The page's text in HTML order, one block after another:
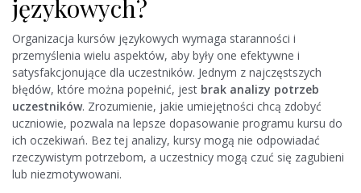
językowych?
Organizacja kursów językowych wymaga staranności i
przemyślenia wielu aspektów, aby były one efektywne i
satysfakcjonujące dla uczestników. Jednym z najczęstszych
błędów, które można popełnić, jest brak analizy potrzeb
uczestników. Zrozumienie, jakie umiejętności chcą zdobyć
uczniowie, pozwala na lepsze dopasowanie programu kursu do
ich oczekiwań. Bez tej analizy, kursy mogą nie odpowiadać
rzeczywistym potrzebom, a uczestnicy mogą czuć się zagubieni
lub niezmotywowani.